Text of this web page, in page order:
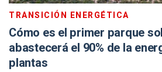
TRANSICIÓN ENERGÉTICA
Cómo es el primer parque
abastecerá el 90% de la
plantas